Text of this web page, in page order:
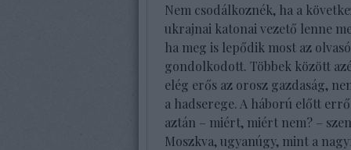
Nem csodálkoznék, ha a
ukrajnai katonai vezető lenne
ha meg is lepődik most az
gondolkodott. Többek között
elég erős az orosz gazdaság,
a hadserege. A háború előtt
aztán – miért, miért nem? –
Moszkva, ugyanúgy, mint a